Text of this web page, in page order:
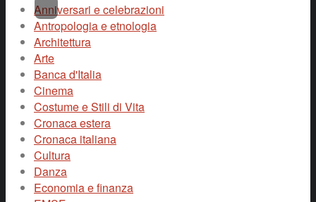
Anniversari e celebrazioni
Antropologia e etnologia
Architettura
Arte
Banca d'Italia
Cinema
Costume e Stili di Vita
Cronaca estera
Cronaca italiana
Cultura
Danza
Economia e finanza